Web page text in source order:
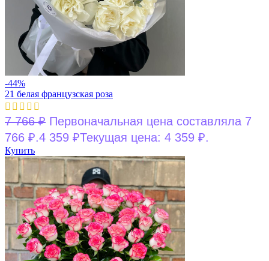
-44%
21 белая французская роза
7 766₽ Первоначальная цена составляла 7
766 ₽.4 359 ₽Текущая цена: 4 359 ₽.
Купить